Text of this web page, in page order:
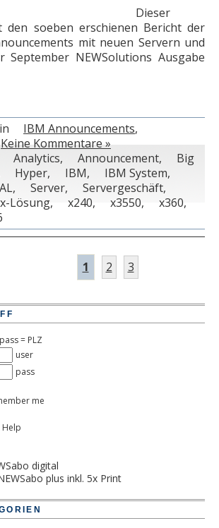
Dieser
den soeben erschienen Bericht der
mit neuen Servern und
September NEWSolutions Ausgabe
IBM Announcements,
Keine Kommentare »
Analytics, Announcement,
Big
Hyper, IBM, IBM System,
, Server, Servergeschäft,
x-Lösung, x240, x3550, x360,
1 2 3
= PLZ
user
pass
me
digital
plus inkl. 5x Print